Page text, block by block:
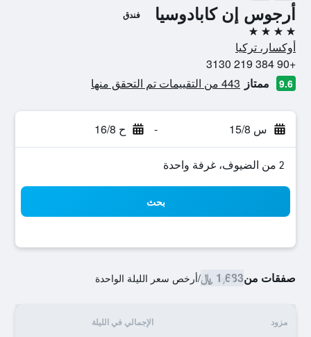
أرجوس إن كابادوسيا فندق
4 نجوم
أوكسار، تركيا
+90 384 219 3130
9.6 ممتاز 443 من التقييمات تم التحقق منها
س 15/8 - ح 16/8
2 من الضيوف، غرفة واحدة
بحث
صفقات من1,683 ﷼ /أرخص سعر الليلة الواحدة
مزود الإجمالي في الليلة